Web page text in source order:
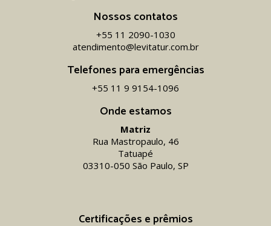
Onde estamos
Matriz
Rua Mastropaulo, 46
Tatuapé
03310-050 São Paulo, SP
Certificações e prêmios
Nossos contatos
+55 11 2090-1030
atendimento@levitatur.com.br
Telefones para emergências
+55 11 9 9154-1096‬